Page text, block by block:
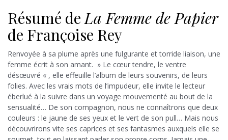
Résumé deLa Femme de Papier
de Françoise Rey
Renvoyée à sa plume après une fulgurante et torride liaison, une
femme écrit à son amant. » Le cœur tendre, le ventre
désœuvré « , elle effeuille l’album de leurs souvenirs, de leurs
folies. Avec les vrais mots de l’impudeur, elle invite le lecteur
éberlué à la suivre dans un voyage mouvementé au bout de la
sensualité… De son compagnon, nous ne connaîtrons que deux
couleurs : le jaune de ses yeux et le vert de son pull… Mais nous
découvrirons vite ses caprices et ses fantasmes auxquels elle se